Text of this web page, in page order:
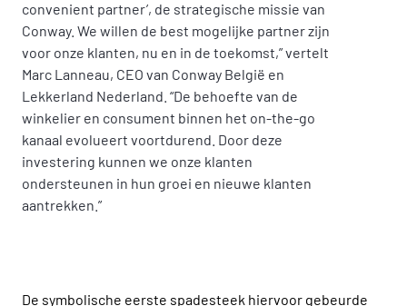
convenient partner’, de strategische missie van
Conway. We willen de best mogelijke partner zijn
voor onze klanten, nu en in de toekomst,” vertelt
Marc Lanneau, CEO van Conway België en
Lekkerland Nederland. “De behoefte van de
winkelier en consument binnen het on-the-go
kanaal evolueert voortdurend. Door deze
investering kunnen we onze klanten
ondersteunen in hun groei en nieuwe klanten
aantrekken.”
De symbolische eerste spadesteek hiervoor gebeurde